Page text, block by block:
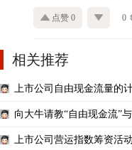
点赞 0 0
相关推荐
上市公司自由现金流量的
向大牛请教“自由现金流”
上市公司营运指数筹资活